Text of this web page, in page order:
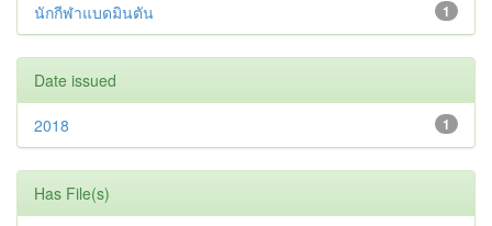
1
นักกีฬาแบดมินตัน
Date issued
1
2018
Has File(s)